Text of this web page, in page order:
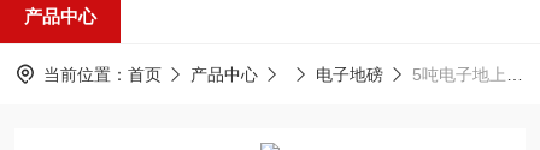
产品中心
当前位置： 首页 产品中心 电子地磅 5吨电子地上衡 地磅 汽车衡